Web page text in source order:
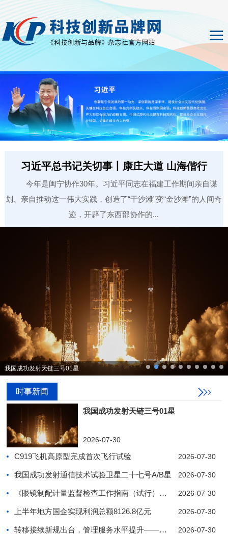
习近平总书记关切事丨康庄大道 山海偕行
今年是闽宁协作30年。习近平同志在福建工作期间亲自谋
划、亲自推动这一伟大实践，创造了“干沙滩”变“金沙滩”的人间奇
迹，开辟了东西部协作的...
中国科协主席与青年科技工作者见面会在国家科技传播中
时事新闻
我国成功发射天链三号01星
2026-07-30
C919飞机高原型完成首次飞行试验 2026-07-30
我国成功发射通信技术试验卫星二十七号A/B星 2026-07-30
《眼镜制配计量监督检查工作指南（试行）》发布 2026-07-30
上半年地方国企实现利润总额8126.8亿元 2026-07-30
转移接续新规出台，管理服务水平提升——企业年金“ 2026-07-30